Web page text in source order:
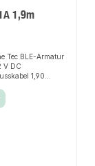
1,9m
Tec BLE-Armatur
V DC
1,90
12V-Seite: